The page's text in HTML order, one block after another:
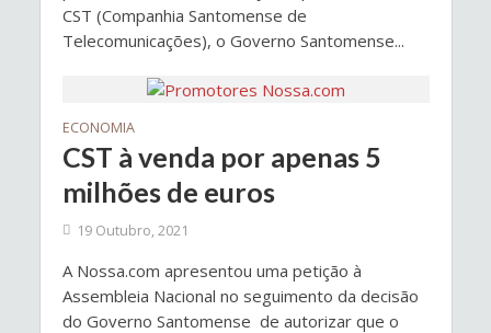
CST (Companhia Santomense de
Telecomunicações), o Governo Santomense...
ECONOMIA
CST à venda por apenas 5
milhões de euros
19 Outubro, 2021
A Nossa.com apresentou uma petição à
Assembleia Nacional no seguimento da decisão
do Governo Santomense de autorizar que o